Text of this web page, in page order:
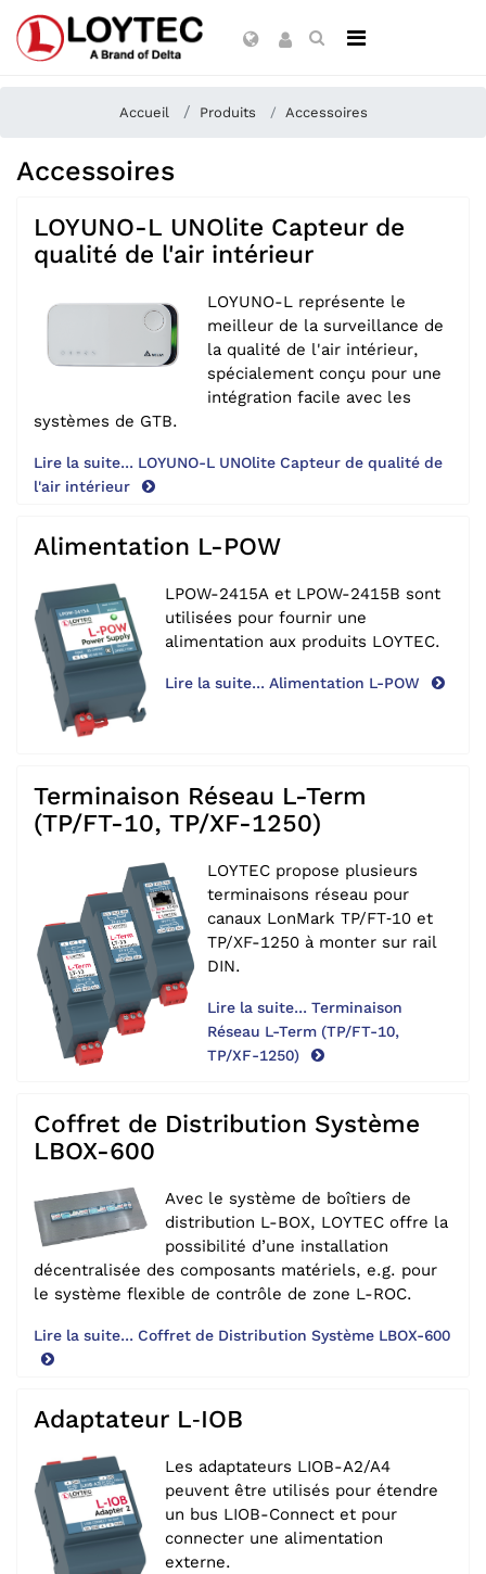
Accueil Produits Accessoires
Accessoires
LOYUNO-L UNOlite Capteur de
qualité de l'air intérieur
LOYUNO-L représente le
meilleur de la surveillance de
la qualité de l'air intérieur,
spécialement conçu pour une
intégration facile avec les
systèmes de GTB.
Lire la suite... LOYUNO-L UNOlite Capteur de qualité de
l'air intérieur
Alimentation L-POW
LPOW-2415A et LPOW-2415B sont
utilisées pour fournir une
alimentation aux produits LOYTEC.
Lire la suite... Alimentation L-POW
Terminaison Réseau L-Term
(TP/FT-10, TP/XF-1250)
LOYTEC propose plusieurs
terminaisons réseau pour
canaux LonMark TP/‌FT‑10 et
TP/‌XF-1250 à monter sur rail
DIN.
Lire la suite... Terminaison
Réseau L-Term (TP/FT-10,
TP/XF-1250)
Coffret de Distribution Système
LBOX-600
Avec le système de boîtiers de
distribution L-BOX, LOYTEC offre la
possibilité d’une installation
décentralisée des composants matériels, e.g. pour
le système flexible de contrôle de zone L-ROC.
Lire la suite... Coffret de Distribution Système LBOX-600
Adaptateur L‑IOB
Les adaptateurs LIOB-A2/‌A4
peuvent être utilisés pour étendre
un bus LIOB-Connect et pour
connecter une alimentation
externe.